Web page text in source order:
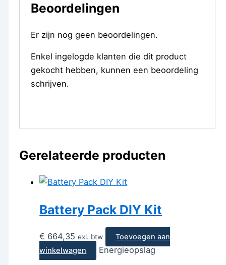
Beoordelingen
Er zijn nog geen beoordelingen.
Enkel ingelogde klanten die dit product
gekocht hebben, kunnen een beoordeling
schrijven.
Gerelateerde producten
Battery Pack DIY Kit
€ 664,35 exl. btw
Toevoegen aan
winkelwagen
Energieopslag